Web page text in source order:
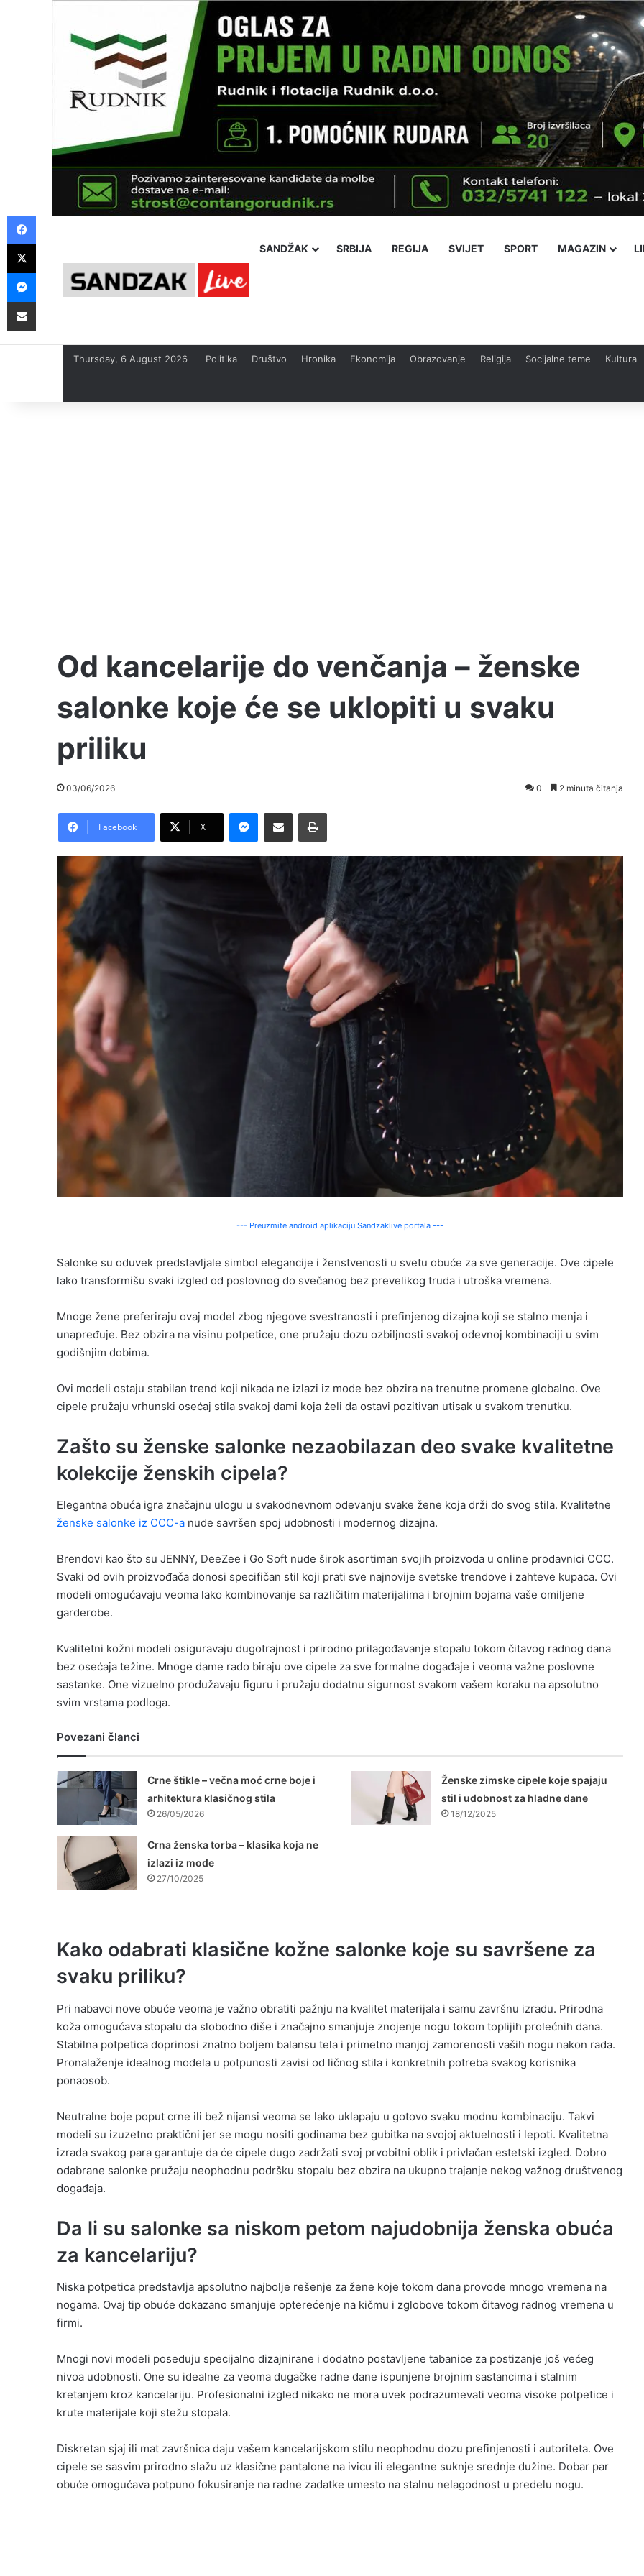
SANDŽAK SRBIJA REGIJA SVIJET SPORT MAGAZIN
Thursday, 6 August 2026 Politika Društvo Hronika Ekonomija Obrazovanje Religija Socijalne teme Kultura
Od kancelarije do venčanja – ženske
salonke koje će se uklopiti u svaku
priliku
03/06/2026 0 2 minuta čitanja
Facebook X
Messenger
Pošalji preko E-Maila Printaj
--- Preuzmite android aplikaciju Sandzaklive portala ---
Salonke su oduvek predstavljale simbol elegancije i ženstvenosti u svetu obuće za sve generacije. Ove cipele
lako transformišu svaki izgled od poslovnog do svečanog bez prevelikog truda i utroška vremena.
Mnoge žene preferiraju ovaj model zbog njegove svestranosti i prefinjenog dizajna koji se stalno menja i
unapređuje. Bez obzira na visinu potpetice, one pružaju dozu ozbiljnosti svakoj odevnoj kombinaciji u svim
godišnjim dobima.
Ovi modeli ostaju stabilan trend koji nikada ne izlazi iz mode bez obzira na trenutne promene globalno. Ove
cipele pružaju vrhunski osećaj stila svakoj dami koja želi da ostavi pozitivan utisak u svakom trenutku.
Zašto su ženske salonke nezaobilazan deo svake kvalitetne
kolekcije ženskih cipela?
Elegantna obuća igra značajnu ulogu u svakodnevnom odevanju svake žene koja drži do svog stila. Kvalitetne
ženske salonke iz CCC-a nude savršen spoj udobnosti i modernog dizajna.
Brendovi kao što su JENNY, DeeZee i Go Soft nude širok asortiman svojih proizvoda u online prodavnici CCC.
Svaki od ovih proizvođača donosi specifičan stil koji prati sve najnovije svetske trendove i zahteve kupaca. Ovi
modeli omogućavaju veoma lako kombinovanje sa različitim materijalima i brojnim bojama vaše omiljene
garderobe.
Kvalitetni kožni modeli osiguravaju dugotrajnost i prirodno prilagođavanje stopalu tokom čitavog radnog dana
bez osećaja težine. Mnoge dame rado biraju ove cipele za sve formalne događaje i veoma važne poslovne
sastanke. One vizuelno produžavaju figuru i pružaju dodatnu sigurnost svakom vašem koraku na apsolutno
svim vrstama podloga.
Povezani članci
Crne štikle – večna moć crne boje i
arhitektura klasičnog stila
26/05/2026
Ženske zimske cipele koje spajaju
stil i udobnost za hladne dane
18/12/2025
Crna ženska torba – klasika koja ne
izlazi iz mode
27/10/2025
Kako odabrati klasične kožne salonke koje su savršene za
svaku priliku?
Pri nabavci nove obuće veoma je važno obratiti pažnju na kvalitet materijala i samu završnu izradu. Prirodna
koža omogućava stopalu da slobodno diše i značajno smanjuje znojenje nogu tokom toplijih prolećnih dana.
Stabilna potpetica doprinosi znatno boljem balansu tela i primetno manjoj zamorenosti vaših nogu nakon rada.
Pronalaženje idealnog modela u potpunosti zavisi od ličnog stila i konkretnih potreba svakog korisnika
ponaosob.
Neutralne boje poput crne ili bež nijansi veoma se lako uklapaju u gotovo svaku modnu kombinaciju. Takvi
modeli su izuzetno praktični jer se mogu nositi godinama bez gubitka na svojoj aktuelnosti i lepoti. Kvalitetna
izrada svakog para garantuje da će cipele dugo zadržati svoj prvobitni oblik i privlačan estetski izgled. Dobro
odabrane salonke pružaju neophodnu podršku stopalu bez obzira na ukupno trajanje nekog važnog društvenog
događaja.
Da li su salonke sa niskom petom najudobnija ženska obuća
za kancelariju?
Niska potpetica predstavlja apsolutno najbolje rešenje za žene koje tokom dana provode mnogo vremena na
nogama. Ovaj tip obuće dokazano smanjuje opterećenje na kičmu i zglobove tokom čitavog radnog vremena u
firmi.
Mnogi novi modeli poseduju specijalno dizajnirane i dodatno postavljene tabanice za postizanje još većeg
nivoa udobnosti. One su idealne za veoma dugačke radne dane ispunjene brojnim sastancima i stalnim
kretanjem kroz kancelariju. Profesionalni izgled nikako ne mora uvek podrazumevati veoma visoke potpetice i
krute materijale koji stežu stopala.
Diskretan sjaj ili mat završnica daju vašem kancelarijskom stilu neophodnu dozu prefinjenosti i autoriteta. Ove
cipele se sasvim prirodno slažu uz klasične pantalone na ivicu ili elegantne suknje srednje dužine. Dobar par
obuće omogućava potpuno fokusiranje na radne zadatke umesto na stalnu nelagodnost u predelu nogu.
Facebook
X
Messenger
Pošalji preko E-Maila